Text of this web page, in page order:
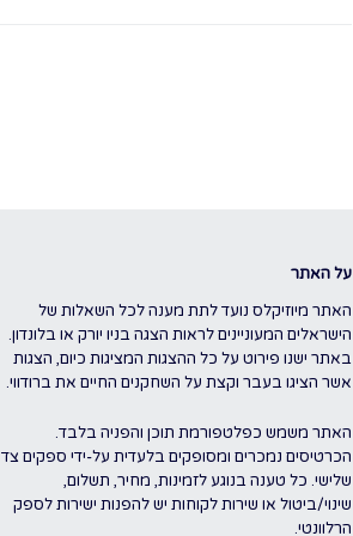
על האתר
האתר מיוזיקלס נועד לתת מענה לכל השאלות של
הישראלים המעוניינים לראות הצגה בניו יורק או בלונדון.
באתר ישנו פירוט על כל ההצגות המציגות כיום, הצגות
אשר הציגו בעבר וקצת על השחקנים החיים את ברודווי.
האתר משמש כפלטפורמת תוכן והפניה בלבד.
הכרטיסים נמכרים ומסופקים בלעדית על-ידי ספקים צד
שלישי. כל טענה בנוגע לזמינות, מחיר, תשלום,
שינוי/ביטול או שירות לקוחות יש להפנות ישירות לספק
הרלוונטי.